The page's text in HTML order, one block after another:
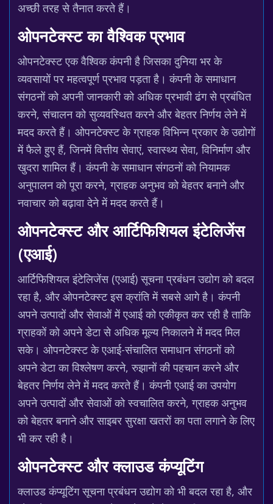
अच्छी तरह से तैनात करते हैं।
ओपनटेक्स्ट का वैश्विक प्रभाव
ओपनटेक्स्ट एक वैश्विक कंपनी है जिसका दुनिया भर के
व्यवसायों पर महत्वपूर्ण प्रभाव पड़ता है। कंपनी के समाधान
संगठनों को अपनी जानकारी को अधिक प्रभावी ढंग से प्रबंधित
करने, संचालन को सुव्यवस्थित करने और बेहतर निर्णय लेने में
मदद करते हैं। ओपनटेक्स्ट के ग्राहक विभिन्न प्रकार के उद्योगों
में फैले हुए हैं, जिनमें वित्तीय सेवाएं, स्वास्थ्य सेवा, विनिर्माण और
खुदरा शामिल हैं। कंपनी के समाधान संगठनों को नियामक
अनुपालन को पूरा करने, ग्राहक अनुभव को बेहतर बनाने और
नवाचार को बढ़ावा देने में मदद करते हैं।
ओपनटेक्स्ट और आर्टिफिशियल इंटेलिजेंस
(एआई)
आर्टिफिशियल इंटेलिजेंस (एआई) सूचना प्रबंधन उद्योग को बदल
रहा है, और ओपनटेक्स्ट इस क्रांति में सबसे आगे है। कंपनी
अपने उत्पादों और सेवाओं में एआई को एकीकृत कर रही है ताकि
ग्राहकों को अपने डेटा से अधिक मूल्य निकालने में मदद मिल
सके। ओपनटेक्स्ट के एआई-संचालित समाधान संगठनों को
अपने डेटा का विश्लेषण करने, रुझानों की पहचान करने और
बेहतर निर्णय लेने में मदद करते हैं। कंपनी एआई का उपयोग
अपने उत्पादों और सेवाओं को स्वचालित करने, ग्राहक अनुभव
को बेहतर बनाने और साइबर सुरक्षा खतरों का पता लगाने के लिए
भी कर रही है।
ओपनटेक्स्ट और क्लाउड कंप्यूटिंग
क्लाउड कंप्यूटिंग सूचना प्रबंधन उद्योग को भी बदल रहा है, और